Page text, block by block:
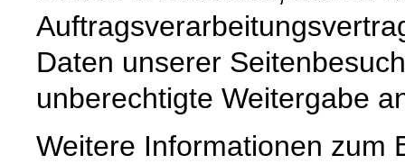
Daten unserer
unberechtigte Weitergabe
Weitere Informationen zum